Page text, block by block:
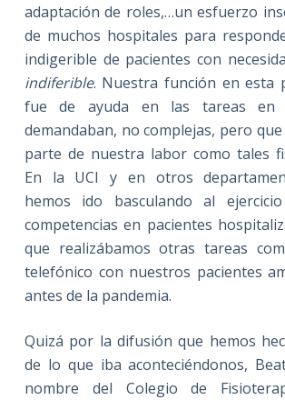
adaptación de roles,…un esfuerzo
de muchos hospitales para
indigerible de pacientes con
indiferible. Nuestra función en esta
fue de ayuda en las tareas en
demandaban, no complejas, pero
parte de nuestra labor como tales
En la UCI y en otros
hemos ido basculando al
competencias en pacientes
que realizábamos otras tareas
telefónico con nuestros pacientes
antes de la pandemia.
Quizá por la difusión que hemos
de lo que iba aconteciéndonos,
nombre del Colegio de